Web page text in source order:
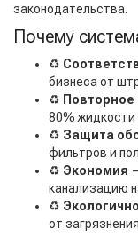
законодательства.
Почему
♻️
бизнеса от
♻️
80% жидкости
♻️ Защита
фильтров и
♻️ Экономия
канализацию
♻️
от